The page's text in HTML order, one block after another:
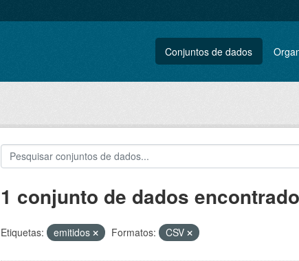
Conjuntos de dados
1 conjunto de dados encontrado
Etiquetas: emitidos Formatos: CSV